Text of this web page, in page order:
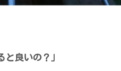
良いの？」